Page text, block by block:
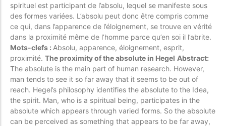
spirituel est participant de l’absolu, lequel se manifeste sous
des formes variées. L’absolu peut donc être compris comme
ce qui, dans l’apparence de l’éloignement, se trouve en vérité
dans la proximité même de l’homme parce qu’en soi il l’abrite.
Mots-clefs : Absolu, apparence, éloignement, esprit,
proximité. The proximity of the absolute in Hegel Abstract:
The absolute is the main part of human research. However,
man tends to see it so far away that it seems to be out of
reach. Hegel’s philosophy identifies the absolute to the Idea,
the spirit. Man, who is a spiritual being, participates in the
absolute which appears through varied forms. So the absolute
can be perceived as something that appears to be far away,